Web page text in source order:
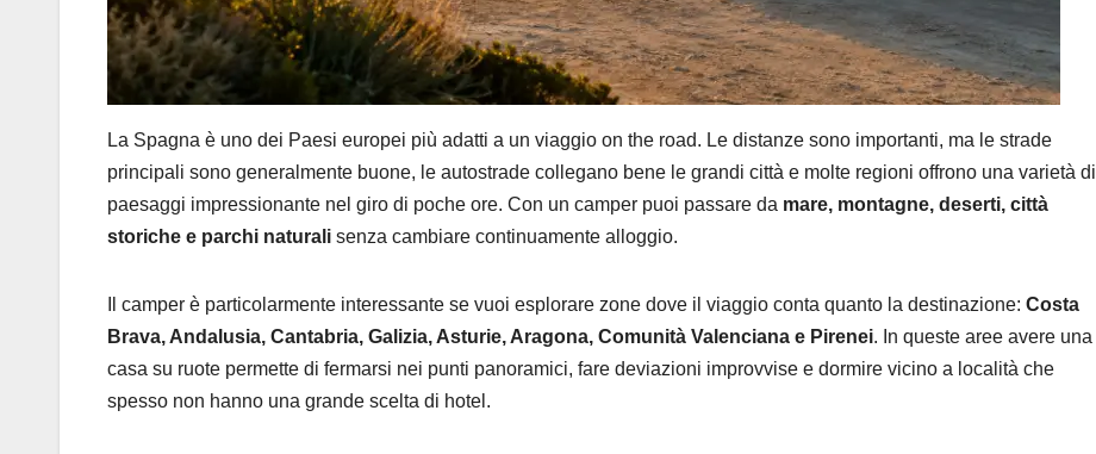
La Spagna è uno dei Paesi europei più adatti a un viaggio on the road. Le distanze sono importanti, ma le strade
principali sono generalmente buone, le autostrade collegano bene le grandi città e molte regioni offrono una varietà di
paesaggi impressionante nel giro di poche ore. Con un camper puoi passare da mare, montagne, deserti, città
storiche e parchi naturali senza cambiare continuamente alloggio.
Il camper è particolarmente interessante se vuoi esplorare zone dove il viaggio conta quanto la destinazione: Costa
Brava, Andalusia, Cantabria, Galizia, Asturie, Aragona, Comunità Valenciana e Pirenei. In queste aree avere una
casa su ruote permette di fermarsi nei punti panoramici, fare deviazioni improvvise e dormire vicino a località che
spesso non hanno una grande scelta di hotel.